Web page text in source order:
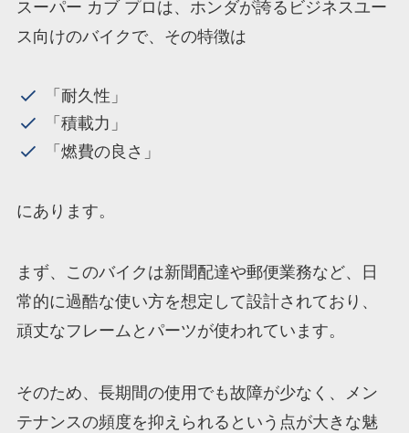
スーパー カブ プロは、ホンダが誇るビジネスユー
ス向けのバイクで、その特徴は
「耐久性」
「積載力」
「燃費の良さ」
にあります。
まず、このバイクは新聞配達や郵便業務など、日
常的に過酷な使い方を想定して設計されており、
頑丈なフレームとパーツが使われています。
そのため、長期間の使用でも故障が少なく、メン
テナンスの頻度を抑えられるという点が大きな魅